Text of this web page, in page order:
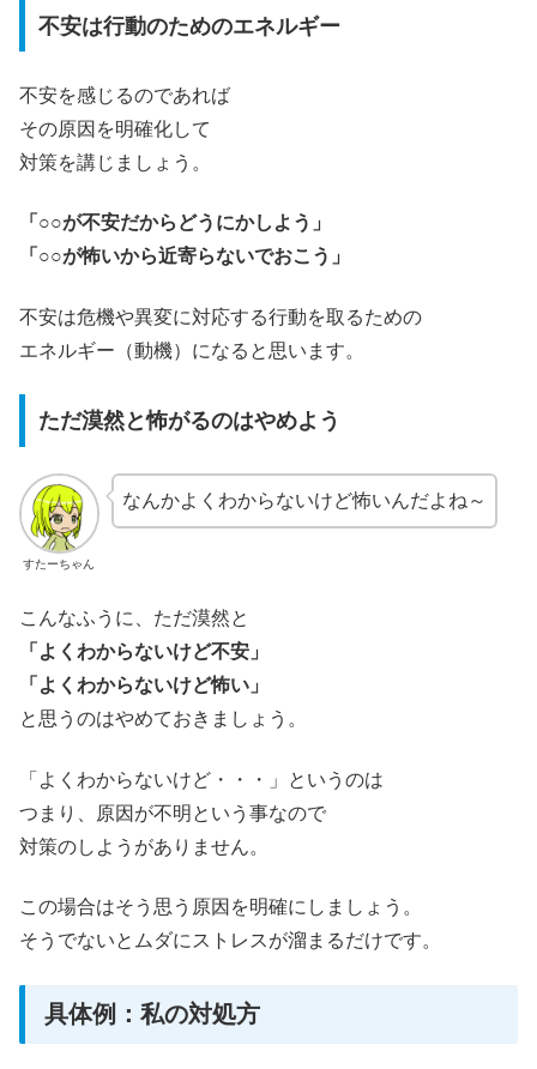
不安は行動のためのエネルギー
不安を感じるのであれば
その原因を明確化して
対策を講じましょう。
「○○が不安だからどうにかしよう」
「○○が怖いから近寄らないでおこう」
不安は危機や異変に対応する行動を取るための
エネルギー（動機）になると思います。
ただ漠然と怖がるのはやめよう
すたーちゃん
なんかよくわからないけど怖いんだよね～
こんなふうに、ただ漠然と
「よくわからないけど不安」
「よくわからないけど怖い」
と思うのはやめておきましょう。
「よくわからないけど・・・」というのは
つまり、原因が不明という事なので
対策のしようがありません。
この場合はそう思う原因を明確にしましょう。
そうでないとムダにストレスが溜まるだけです。
具体例：私の対処方